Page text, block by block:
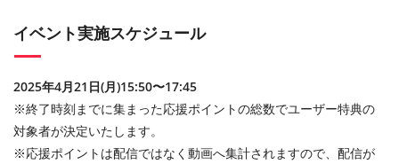
イベント実施スケジュール
2025年4月21日(月)15:50〜17:45
※終了時刻までに集まった応援ポイントの総数でユーザー特典の
対象者が決定いたします。
※応援ポイントは配信ではなく動画へ集計されますので、配信が